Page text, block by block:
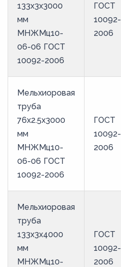
133х3х3000
мм
МНЖМц10-
06-06 ГОСТ
10092-2006
ГОСТ
10092-
2006
Мельхиоровая
труба
76х2.5х3000
мм
МНЖМц10-
06-06 ГОСТ
10092-2006
ГОСТ
10092-
2006
Мельхиоровая
труба
133х3х4000
мм
МНЖМц10-
ГОСТ
10092-
2006